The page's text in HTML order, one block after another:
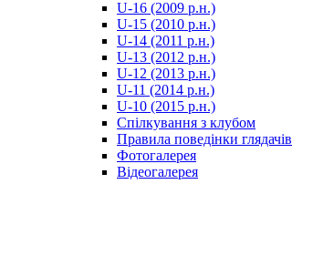
U-16 (2009 р.н.)
U-15 (2010 р.н.)
U-14 (2011 р.н.)
U-13 (2012 р.н.)
U-12 (2013 р.н.)
U-11 (2014 р.н.)
U-10 (2015 р.н.)
Спілкування з клубом
Правила поведінки глядачів
Фотогалерея
Відеогалерея